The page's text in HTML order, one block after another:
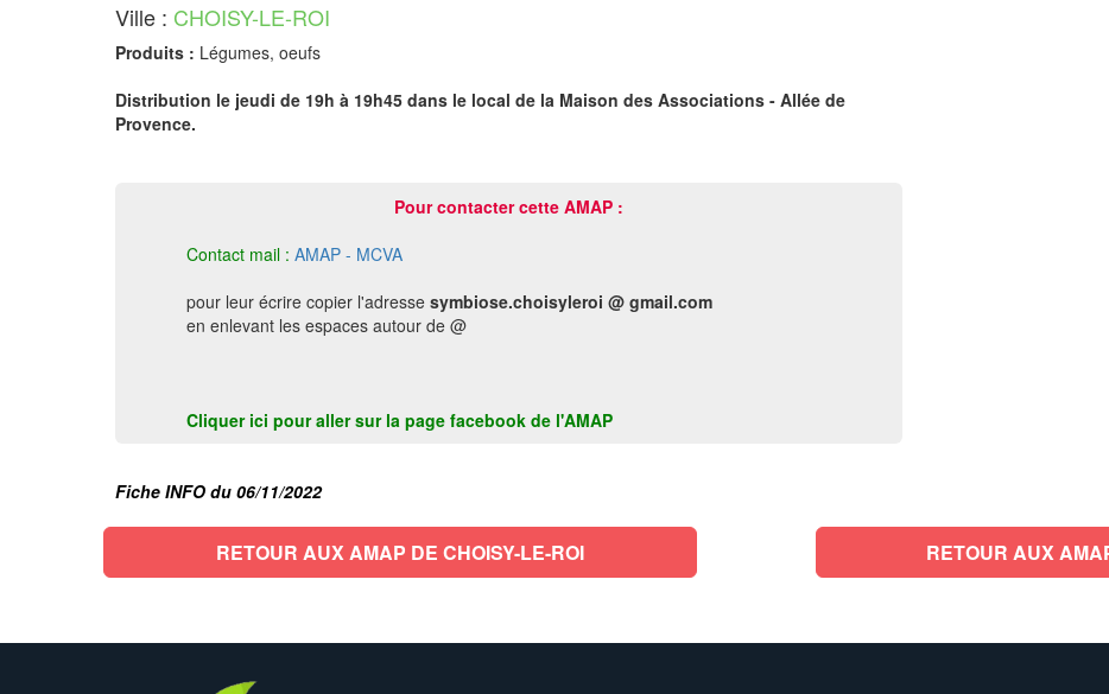
Ville : CHOISY-LE-ROI
Produits : Légumes, oeufs
Distribution le jeudi de 19h à 19h45 dans le local de la Maison des Associations - Allée de
Provence.
Pour contacter cette AMAP :
Contact mail : AMAP - MCVA
pour leur écrire copier l'adresse symbiose.choisyleroi @ gmail.com
en enlevant les espaces autour de @
Cliquer ici pour aller sur la page facebook de l'AMAP
Fiche INFO du 06/11/2022
RETOUR AUX AMAP DE CHOISY-LE-ROI RETOUR AUX